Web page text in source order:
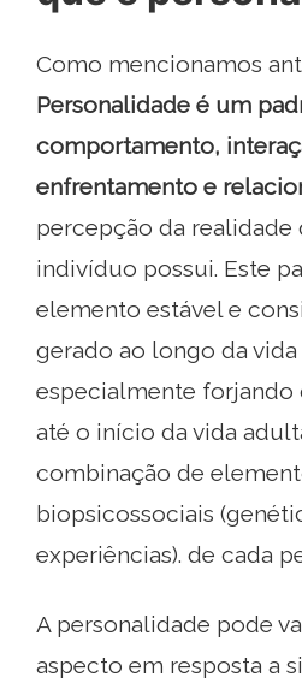
Como mencionamos
Personalidade é um
comportamento,
enfrentamento e
percepção da realidade
indivíduo possui. Este
elemento estável e
gerado ao longo da vida
especialmente forjando
até o início da vida
combinação de
biopsicossociais
experiências). de cada
A personalidade pode
aspecto em resposta a